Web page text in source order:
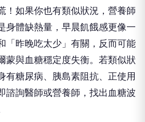
！如果你也有類似狀況，營養師
身體缺熱量，早晨飢餓感更像一
「昨晚吃太少」有關，反而可能
蒙與血糖穩定度失衡。若類似狀
有糖尿病、胰島素阻抗、正使用
諮詢醫師或營養師，找出血糖波